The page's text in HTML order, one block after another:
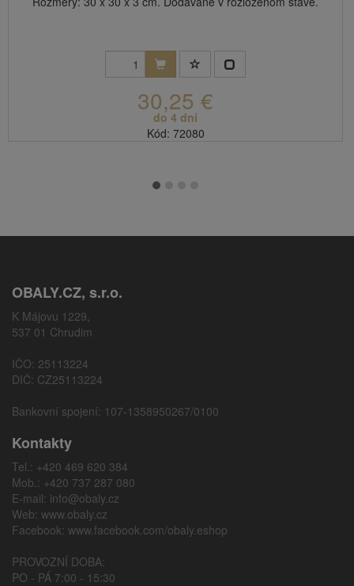
30,25 €
do 4 dní
Kód: 72080
OBALY.CZ, s.r.o.
K Májovu 1229,
537 01 Chrudim
IČO: 25113224
DIČ: CZ25113224
Bankovní spojení: 107-1358950267/0100
Kontakty
Tel.: +420 469 620 384
Mob.: +420 737 287 080
E-mail: info@obaly.cz
Web: www.obaly.cz
Facebook: www.facebook.com/obaly.eshop
PROVOZNÍ DOBA:
PO - PÁ 7:00 - 15:30